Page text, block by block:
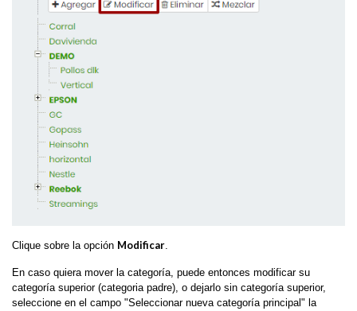
Clique sobre la opción Modificar.
En caso quiera mover la categoría, puede entonces modificar su
categoría superior (categoria padre), o dejarlo sin categoría superior,
seleccione en el campo "Seleccionar nueva categoría principal" la